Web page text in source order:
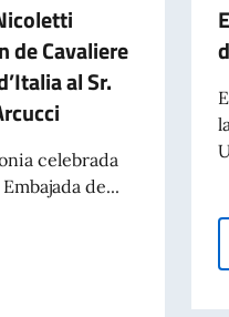
Alighieri Escuelas Italianas en
de Cavaliere
al Sr.
celebrada
de...
otorgó la condecoración de